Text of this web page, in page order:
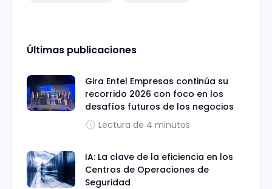
Últimas publicaciones
Gira Entel Empresas continúa su
recorrido 2026 con foco en los
desafíos futuros de los negocios
Lectura de 4 minutos
IA: La clave de la eficiencia en los
Centros de Operaciones de
Seguridad